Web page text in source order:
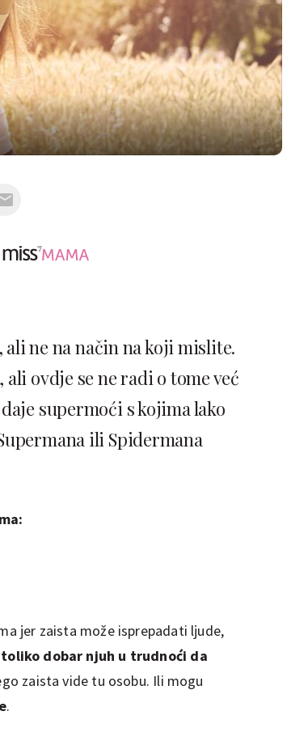
ne na način na koji mislite.
ovdje se ne radi o tome već
supermoći s kojima lako
ili Spidermana
jer zaista može isprepadati ljude,
toliko dobar njuh u trudnoći da
zaista vide tu osobu. Ili mogu
.